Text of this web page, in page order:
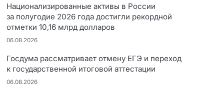
Национализированные активы в России
за полугодие 2026 года достигли рекордной
отметки 10,16 млрд долларов
06.08.2026
Госдума рассматривает отмену ЕГЭ и переход
к государственной итоговой аттестации
06.08.2026